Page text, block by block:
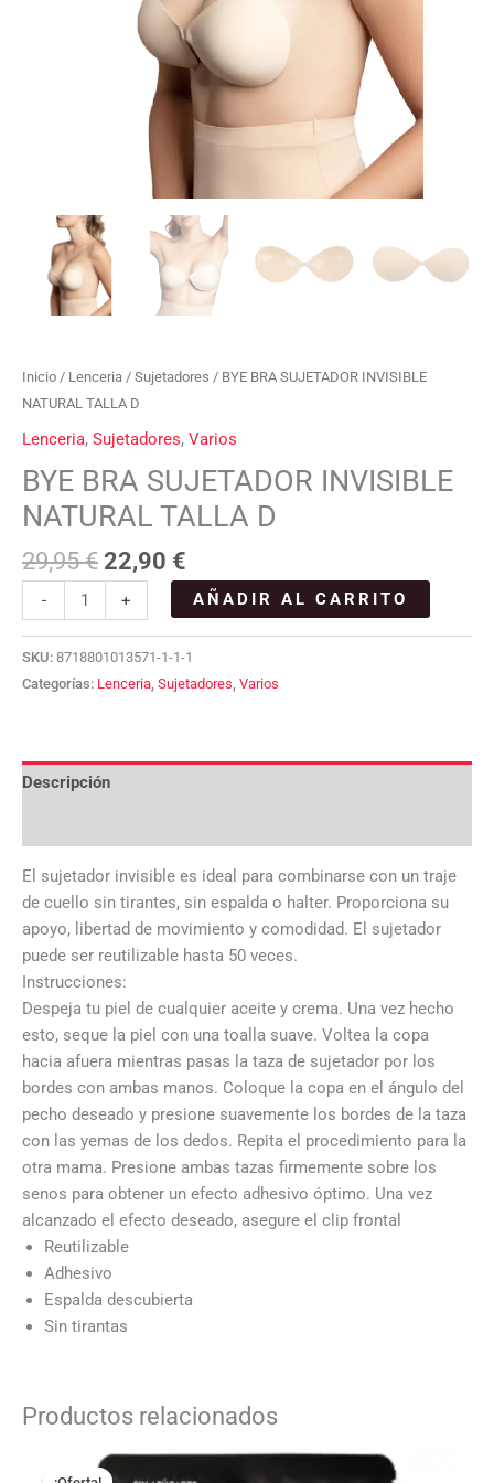
Inicio / Lenceria / Sujetadores / BYE BRA SUJETADOR INVISIBLE
NATURAL TALLA D
Lenceria, Sujetadores, Varios
BYE BRA SUJETADOR INVISIBLE
NATURAL TALLA D
29,95€ 22,90 €
- + AÑADIR AL CARRITO
SKU: 8718801013571-1-1-1
Categorías: Lenceria Sujetadores Varios
Descripción
El sujetador invisible es ideal para combinarse con un traje
de cuello sin tirantes, sin espalda o halter. Proporciona su
apoyo, libertad de movimiento y comodidad. El sujetador
puede ser reutilizable hasta 50 veces.
Instrucciones:
Despeja tu piel de cualquier aceite y crema. Una vez hecho
esto, seque la piel con una toalla suave. Voltea la copa
hacia afuera mientras pasas la taza de sujetador por los
bordes con ambas manos. Coloque la copa en el ángulo del
pecho deseado y presione suavemente los bordes de la taza
con las yemas de los dedos. Repita el procedimiento para la
otra mama. Presione ambas tazas firmemente sobre los
senos para obtener un efecto adhesivo óptimo. Una vez
alcanzado el efecto deseado, asegure el clip frontal
Reutilizable
Adhesivo
Espalda descubierta
Sin tirantas
Productos relacionados
precio
El
precio